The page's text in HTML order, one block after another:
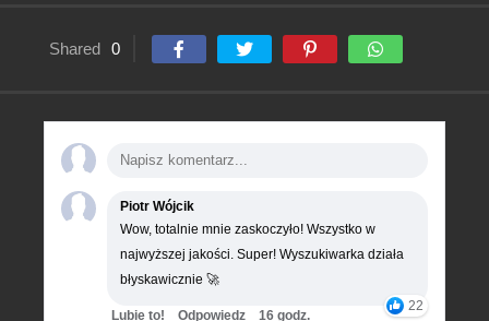
Shared 0
Piotr Wójcik
Wow, totalnie mnie zaskoczyło! Wszystko w
najwyższej jakości. Super! Wyszukiwarka działa
błyskawicznie 🚀
22
Lubie to! Odpowiedz
16 godz.